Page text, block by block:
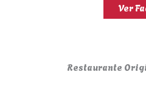
Ver
Restaurante